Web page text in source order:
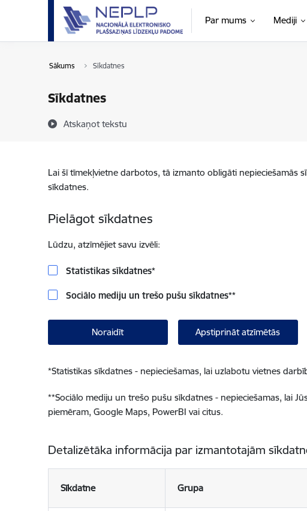
Pāriet uz lapas saturu
Par mums Mediji
Sākums Sīkdatnes
Sīkdatnes
Atskaņot tekstu
Lai šī tīmekļvietne darbotos, tā izmanto obligāti nepieciešamās
sīkdatnes.
Pielāgot sīkdatnes
Lūdzu, atzīmējiet savu izvēli:
Statistikas sīkdatnes*
Sociālo mediju un trešo pušu sīkdatnes**
Noraidīt Apstiprināt atzīmētās
*Statistikas sīkdatnes - nepieciešamas, lai uzlabotu vietnes
**Sociālo mediju un trešo pušu sīkdatnes - nepieciešamas, lai
piemēram, Google Maps, PowerBI vai citus.
Detalizētāka informācija par izmantotajām
Sīkdatne Grupa